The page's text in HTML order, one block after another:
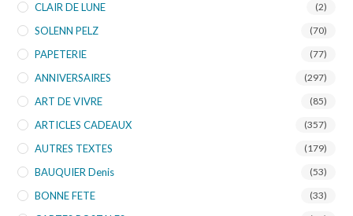
CLAIR DE LUNE (2)
SOLENN PELZ (70)
PAPETERIE (77)
ANNIVERSAIRES (297)
ART DE VIVRE (85)
ARTICLES CADEAUX (357)
AUTRES TEXTES (179)
BAUQUIER Denis (53)
BONNE FETE (33)